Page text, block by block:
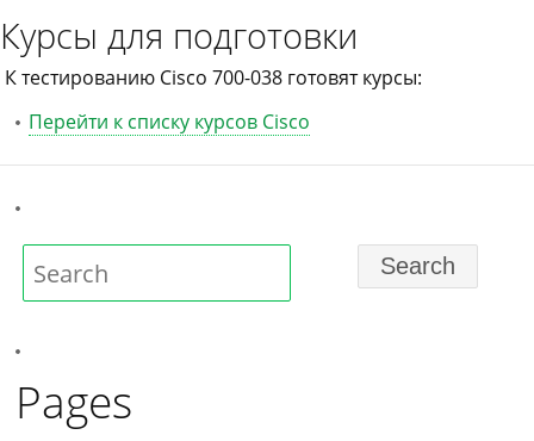
Курсы для подготовки
К тестированию Cisco 700-038 готовят курсы:
Перейти к списку курсов Cisco
Pages